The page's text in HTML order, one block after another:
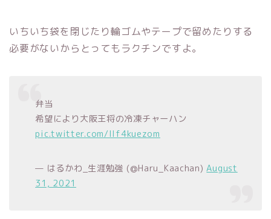
いちいち袋を閉じたり輪ゴムやテープで留めたりする
必要がないからとってもラクチンですよ。
弁当
希望により大阪王将の冷凍チャーハン
pic.twitter.com/llf4kuezom
— はるかわ_生涯勉強 (@Haru_Kaachan)August
31, 2021